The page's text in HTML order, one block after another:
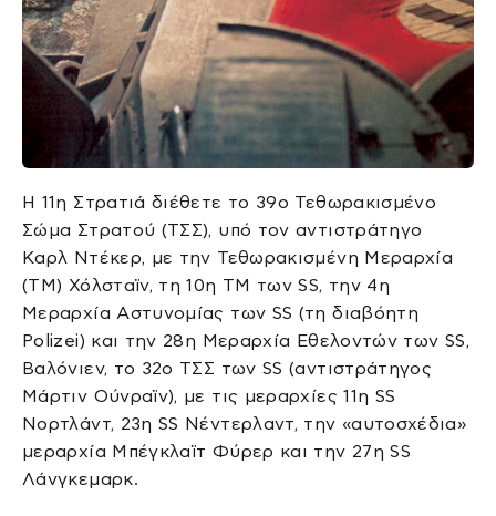
H 11η Στρατιά διέθετε το 39ο Τεθωρακισμένο
Σώμα Στρατού (ΤΣΣ), υπό τον αντιστράτηγο
Καρλ Ντέκερ, με την Τεθωρακισμένη Μεραρχία
(ΤΜ) Χόλσταϊν, τη 10η ΤΜ των SS, την 4η
Μεραρχία Αστυνομίας των SS (τη διαβόητη
Polizei) και την 28η Μεραρχία Εθελοντών των SS,
Βαλόνιεν, το 32ο ΤΣΣ των SS (αντιστράτηγος
Μάρτιν Ούνραϊν), με τις μεραρχίες 11η SS
Nορτλάντ, 23η SS Νέντερλαντ, την «αυτοσχέδια»
μεραρχία Μπέγκλαϊτ Φύρερ και την 27η SS
Λάνγκεμαρκ.